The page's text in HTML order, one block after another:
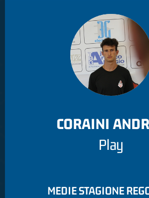
CORAINI
Play
MEDIE STAGIONE